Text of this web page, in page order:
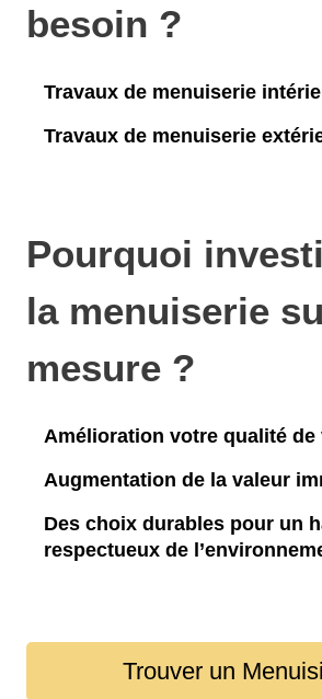
besoin ?
Travaux de menuiserie
Travaux de menuiserie
Pourquoi
la menuiserie
mesure ?
Amélioration votre qualité de
Augmentation de la valeur
Des choix durables pour un
respectueux de
Trouver un